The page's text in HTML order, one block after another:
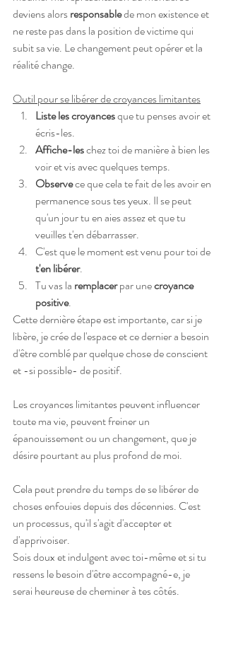
deviens alors responsable de mon existence et
ne reste pas dans la position de victime qui
subit sa vie. Le changement peut opérer et la
réalité change.
Outil pour se libérer de croyances limitantes
Liste les croyances que tu penses avoir et
écris-les.
Affiche-les chez toi de manière à bien les
voir et vis avec quelques temps.
Observe ce que cela te fait de les avoir en
permanence sous tes yeux. Il se peut
qu'un jour tu en aies assez et que tu
veuilles t'en débarrasser.
C'est que le moment est venu pour toi de
t'en libérer.
Tu vas la remplacer par une croyance
positive.
Cette dernière étape est importante, car si je
libère, je crée de l'espace et ce dernier a besoin
d'être comblé par quelque chose de conscient
et -si possible- de positif.
Les croyances limitantes peuvent influencer
toute ma vie, peuvent freiner un
épanouissement ou un changement, que je
désire pourtant au plus profond de moi.
Cela peut prendre du temps de se libérer de
choses enfouies depuis des décennies. C'est
un processus, qu'il s'agit d'accepter et
d'apprivoiser.
Sois doux et indulgent avec toi-même et si tu
ressens le besoin d'être accompagné-e, je
serai heureuse de cheminer à tes côtés.